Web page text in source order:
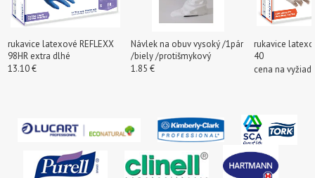
rukavice latexové REFLEXX
98HR extra dlhé
13.10 €
Návlek na obuv vysoký /1pár
/biely /protišmykový
1.85 €
rukavice
40
cena na